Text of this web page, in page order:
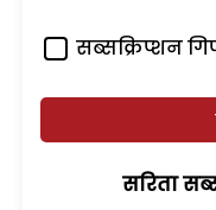
सब्सक्रिप्शन
सरिता